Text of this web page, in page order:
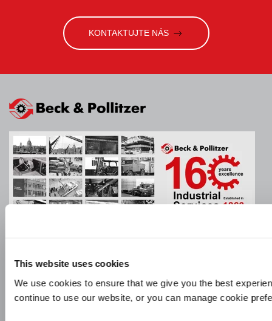
This website uses cookies
We use cookies to ensure that we give you the best
continue to use our website, or you can manage cookie
KONTAKTUJTE NÁS
Zásady a dokumenty
Firemné video